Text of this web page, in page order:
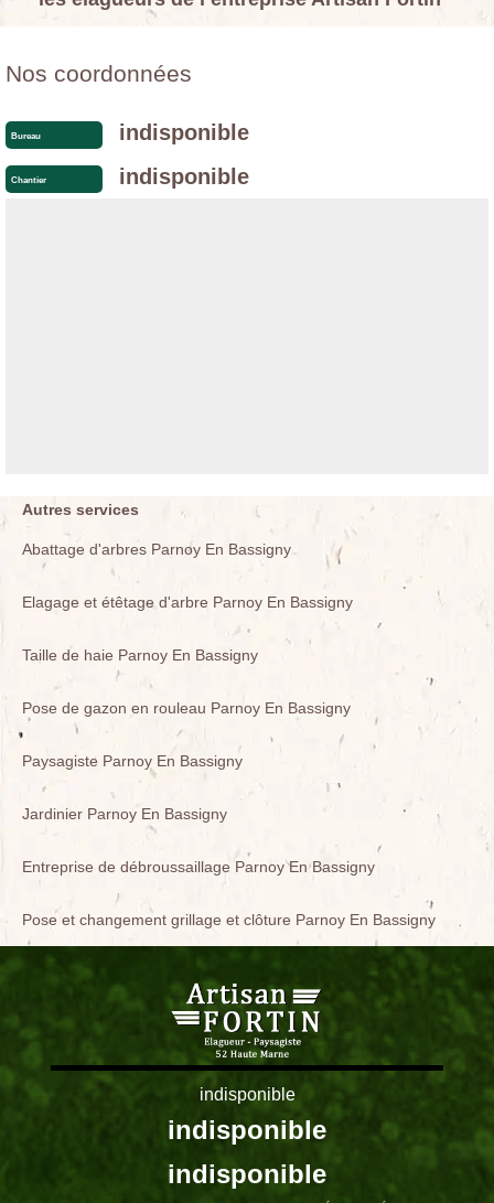
Nos coordonnées
Bureau indisponible
Chantier indisponible
Autres services
Abattage d'arbres Parnoy En Bassigny
Elagage et étêtage d'arbre Parnoy En Bassigny
Taille de haie Parnoy En Bassigny
Pose de gazon en rouleau Parnoy En Bassigny
Paysagiste Parnoy En Bassigny
Jardinier Parnoy En Bassigny
Entreprise de débroussaillage Parnoy En Bassigny
Pose et changement grillage et clôture Parnoy En Bassigny
indisponible
indisponible
indisponible